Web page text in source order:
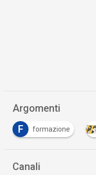
Argomenti
F
formazione
Canali